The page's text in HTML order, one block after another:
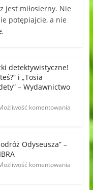
jest miłosierny. Nie
potępiajcie, a nie
detektywistyczne!
i „Tosia
– Wydawnictwo
komentowania
Odyseusza” –
komentowania